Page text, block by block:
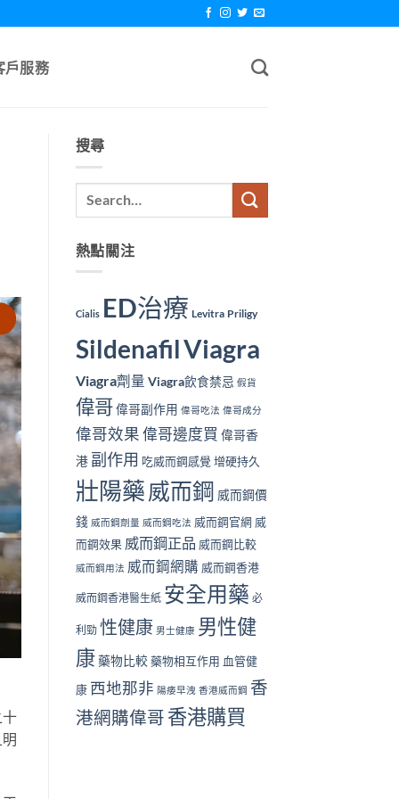
戶服務
搜尋
熱點關注
Cialis ED治療 Levitra Priligy
SildenafilViagra
Viagra劑量 Viagra飲食禁忌 假貨
偉哥 偉哥副作用 偉哥吃法 偉哥成分
偉哥效果偉哥邊度買 偉哥香
港 副作用 吃威而鋼感覺 增硬持久
壯陽藥 威而鋼 威而鋼價
錢 威而鋼劑量 威而鋼吃法 威而鋼官網 威
而鋼效果 威而鋼正品 威而鋼比較
威而鋼用法 威而鋼網購 威而鋼香港
威而鋼香港醫生紙 安全用藥 必
利勁 性健康 男士健康 男性健
康 藥物比較 藥物相互作用 血管健
康 西地那非 陽痿早洩 香港威而鋼 香
港網購偉哥 香港購買